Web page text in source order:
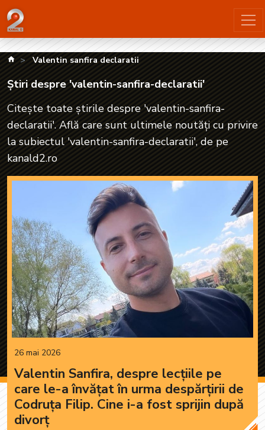
Știri despre 'valentin-sanfira-declaratii'| kanald2.ro
kanald.ro
Valentin sanfira declaratii
Știri despre 'valentin-sanfira-declaratii'
Citește toate știrile despre 'valentin-sanfira-
declaratii'. Află care sunt ultimele noutăți cu privire
la subiectul 'valentin-sanfira-declaratii', de pe
kanald2.ro
26 mai 2026
Valentin Sanfira, despre lecțiile pe
care le-a învățat în urma despărțirii de
Codruța Filip. Cine i-a fost sprijin după
divorț